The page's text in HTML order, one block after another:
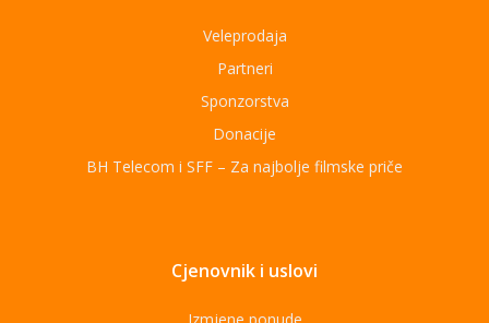
Veleprodaja
Partneri
Sponzorstva
Donacije
BH Telecom i SFF – Za najbolje filmske priče
Cjenovnik i uslovi